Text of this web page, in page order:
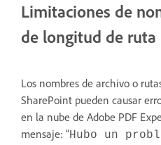
Limitaciones de
de longitud de ruta
Los nombres de archivo o
SharePoint pueden causar
en la nube de Adobe PDF
mensaje: “Hubo un